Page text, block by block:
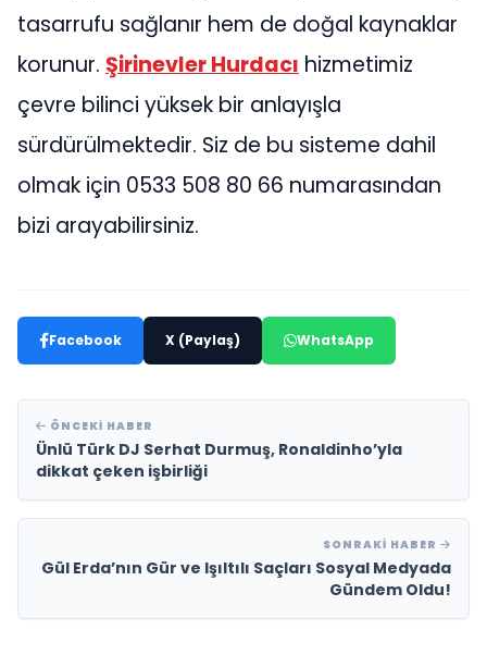
tasarrufu sağlanır hem de doğal kaynaklar
korunur. Şirinevler Hurdacı hizmetimiz
çevre bilinci yüksek bir anlayışla
sürdürülmektedir. Siz de bu sisteme dahil
olmak için 0533 508 80 66 numarasından
bizi arayabilirsiniz.
Facebook X (Paylaş) WhatsApp
ÖNCEKI HABER
Ünlü Türk DJ Serhat Durmuş, Ronaldinho’yla
dikkat çeken işbirliği
SONRAKI HABER
Gül Erda’nın Gür ve Işıltılı Saçları Sosyal Medyada
Gündem Oldu!